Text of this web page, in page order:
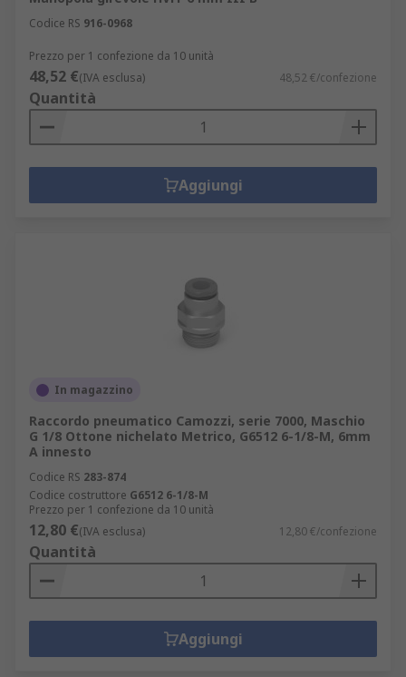
Codice RS 916-0968
Prezzo per 1 confezione da 10 unità
48,52 €(IVA esclusa) 48,52 €/confezione
Quantità
Aggiungi
In magazzino
Raccordo pneumatico Camozzi, serie 7000, Maschio
G 1/8 Ottone nichelato Metrico, G6512 6-1/8-M, 6mm
A innesto
Codice RS 283-874
Codice costruttore G6512 6-1/8-M
Prezzo per 1 confezione da 10 unità
12,80 €(IVA esclusa) 12,80 €/confezione
Quantità
Aggiungi